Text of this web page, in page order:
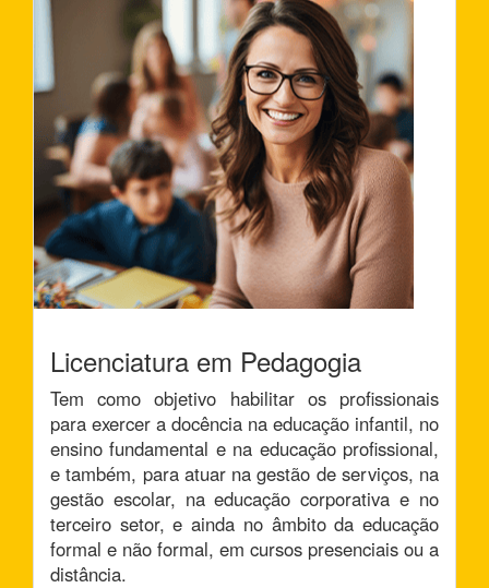
Licenciatura em Pedagogia
Tem como objetivo habilitar os profissionais
para exercer a docência na educação infantil, no
ensino fundamental e na educação profissional,
e também, para atuar na gestão de serviços, na
gestão escolar, na educação corporativa e no
terceiro setor, e ainda no âmbito da educação
formal e não formal, em cursos presenciais ou a
distância.